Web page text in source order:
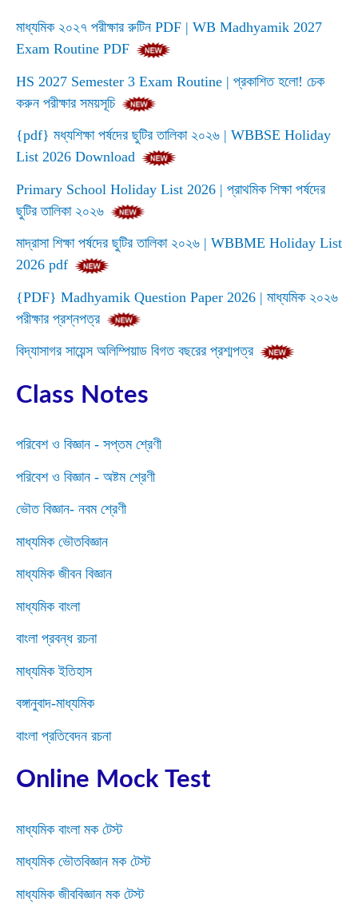
মাধ্যমিক ২০২৭ পরীক্ষার রুটিন PDF | WB Madhyamik 2027
Exam Routine PDF
HS 2027 Semester 3 Exam Routine | প্রকাশিত হলো! চেক
করুন পরীক্ষার সময়সূচি
{pdf} মধ্যশিক্ষা পর্ষদের ছুটির তালিকা ২০২৬ | WBBSE Holiday
List 2026 Download
Primary School Holiday List 2026 | প্রাথমিক শিক্ষা পর্ষদের
ছুটির তালিকা ২০২৬
মাদ্রাসা শিক্ষা পর্ষদের ছুটির তালিকা ২০২৬ | WBBME Holiday List
2026 pdf
{PDF} Madhyamik Question Paper 2026 | মাধ্যমিক ২০২৬
পরীক্ষার প্রশ্নপত্র
বিদ্যাসাগর সায়েন্স অলিম্পিয়াড বিগত বছরের প্রশ্মপত্র
Class Notes
পরিবেশ ও বিজ্ঞান - সপ্তম শ্রেণী
পরিবেশ ও বিজ্ঞান - অষ্টম শ্রেণী
ভৌত বিজ্ঞান- নবম শ্রেণী
মাধ্যমিক ভৌতবিজ্ঞান
মাধ্যমিক জীবন বিজ্ঞান
মাধ্যমিক বাংলা
বাংলা প্রবন্ধ রচনা
মাধ্যমিক ইতিহাস
বঙ্গানুবাদ-মাধ্যমিক
বাংলা প্রতিবেদন রচনা
Online Mock Test
মাধ্যমিক বাংলা মক টেস্ট
মাধ্যমিক ভৌতবিজ্ঞান মক টেস্ট
মাধ্যমিক জীববিজ্ঞান মক টেস্ট